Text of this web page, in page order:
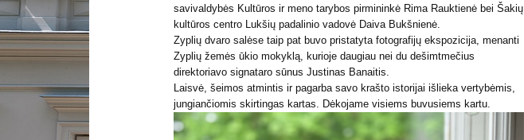
savivaldybės Kultūros ir meno tarybos pirmininkė Rima Rauktienė bei Šakių
kultūros centro Lukšių padalinio vadovė Daiva Bukšnienė.
Zyplių dvaro salėse taip pat buvo pristatyta fotografijų ekspozicija, menanti
Zyplių žemės ūkio mokyklą, kurioje daugiau nei du dešimtmečius
direktoriavo signataro sūnus Justinas Banaitis.
Laisvė, šeimos atmintis ir pagarba savo krašto istorijai išlieka vertybėmis,
jungiančiomis skirtingas kartas. Dėkojame visiems buvusiems kartu.